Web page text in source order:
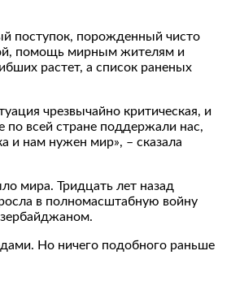
поступок, порожденный чисто
помощь мирным жителям и
растет, а список раненых
чрезвычайно критическая, и
по всей стране поддержали нас,
и нам нужен мир», – сказала
мира. Тридцать лет назад
в полномасштабную войну
Но ничего подобного раньше